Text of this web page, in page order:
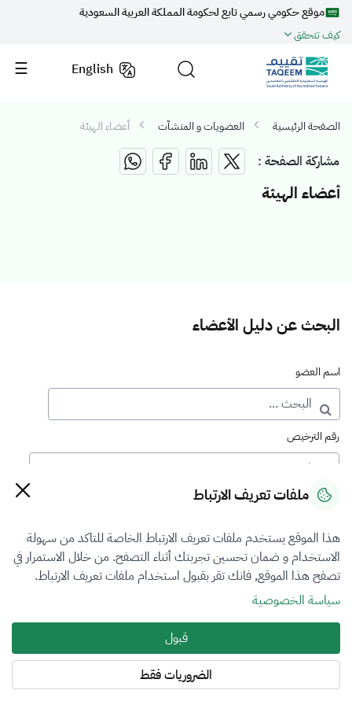
موقع حكومي رسمي تابع لحكومة المملكة العربية السعودية
كيف تتحقق
English
الصفحة الرئيسية العضويات و المنشآت أعضاء الهيئة
مشاركة الصفحة :
أعضاء الهيئة
البحث عن دليل الأعضاء
اسم العضو
رقم الترخيص
رقم العضوية
فرع التقييم
اختر
نوع العضوية
اختر
المنطقة
ملفات تعريف الارتباط
هذا الموقع يستخدم ملفات تعريف الارتباط الخاصة للتاكد من سهولة
الاستخدام و ضمان تحسين تجربتك أثناء التصفح. من خلال الاستمرار في
تصفح هذا الموقع, فانك تقر بقبول استخدام ملفات تعريف الارتباط.
سياسة الخصوصية
قبول
الضروريات فقط